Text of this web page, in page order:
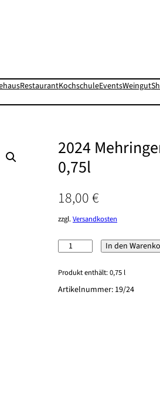
RestaurantKochschuleEventsWeingut
2024
0,75l
18,00€
zzgl.Versandkosten
2024
Zellerberg
"Alte
In den
Produkt enthält: 0,75 l
Artikelnummer: 19/24